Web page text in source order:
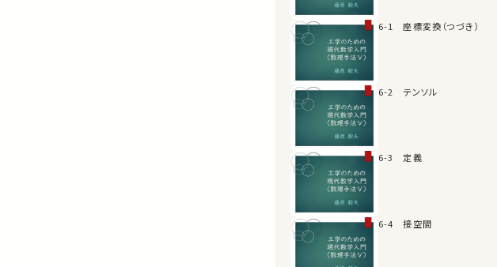
6-1 座標変換（つづき）
6-2 テンソル
6-3 定義
6-4 接空間